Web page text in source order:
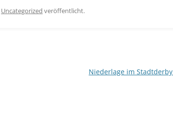
Uncategorized veröffentlicht.
Niederlage im Stadtderby